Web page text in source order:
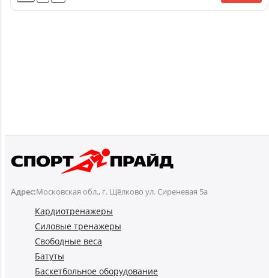
Адрес:Московская обл., г. Щёлково ул. Сиреневая 5а
Кардиотренажеры
Силовые тренажеры
Свободные веса
Батуты
Баскетбольное оборудование